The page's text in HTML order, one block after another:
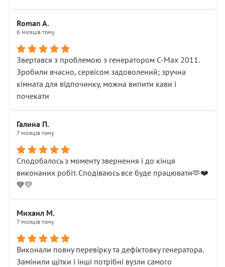
Roman A.
6 місяців тому
Звертався з проблемою з генератором C-Max 2011.
Зробили вчасно, сервісом задоволений; зручна
кімната для відпочинку, можна випити кави і
почекати
Галина П.
7 місяців тому
Сподобалось з моменту звернення і до кінця
виконаних робіт. Сподіваюсь все буде працювати🫶❤️
💙💛
Михаил М.
7 місяців тому
Виконали повну перевірку та дефіктовку генератора.
Замінили щітки і інші потрібні вузли самого